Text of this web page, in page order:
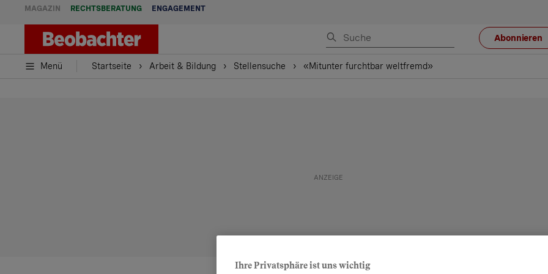
MAGAZIN RECHTSBERATUNG ENGAGEMENT
Abonnieren
Menü Startseite Arbeit & Bildung Stellensuche «Mitunter furchtbar weltfremd»
Ihre Privatsphäre ist uns wichtig